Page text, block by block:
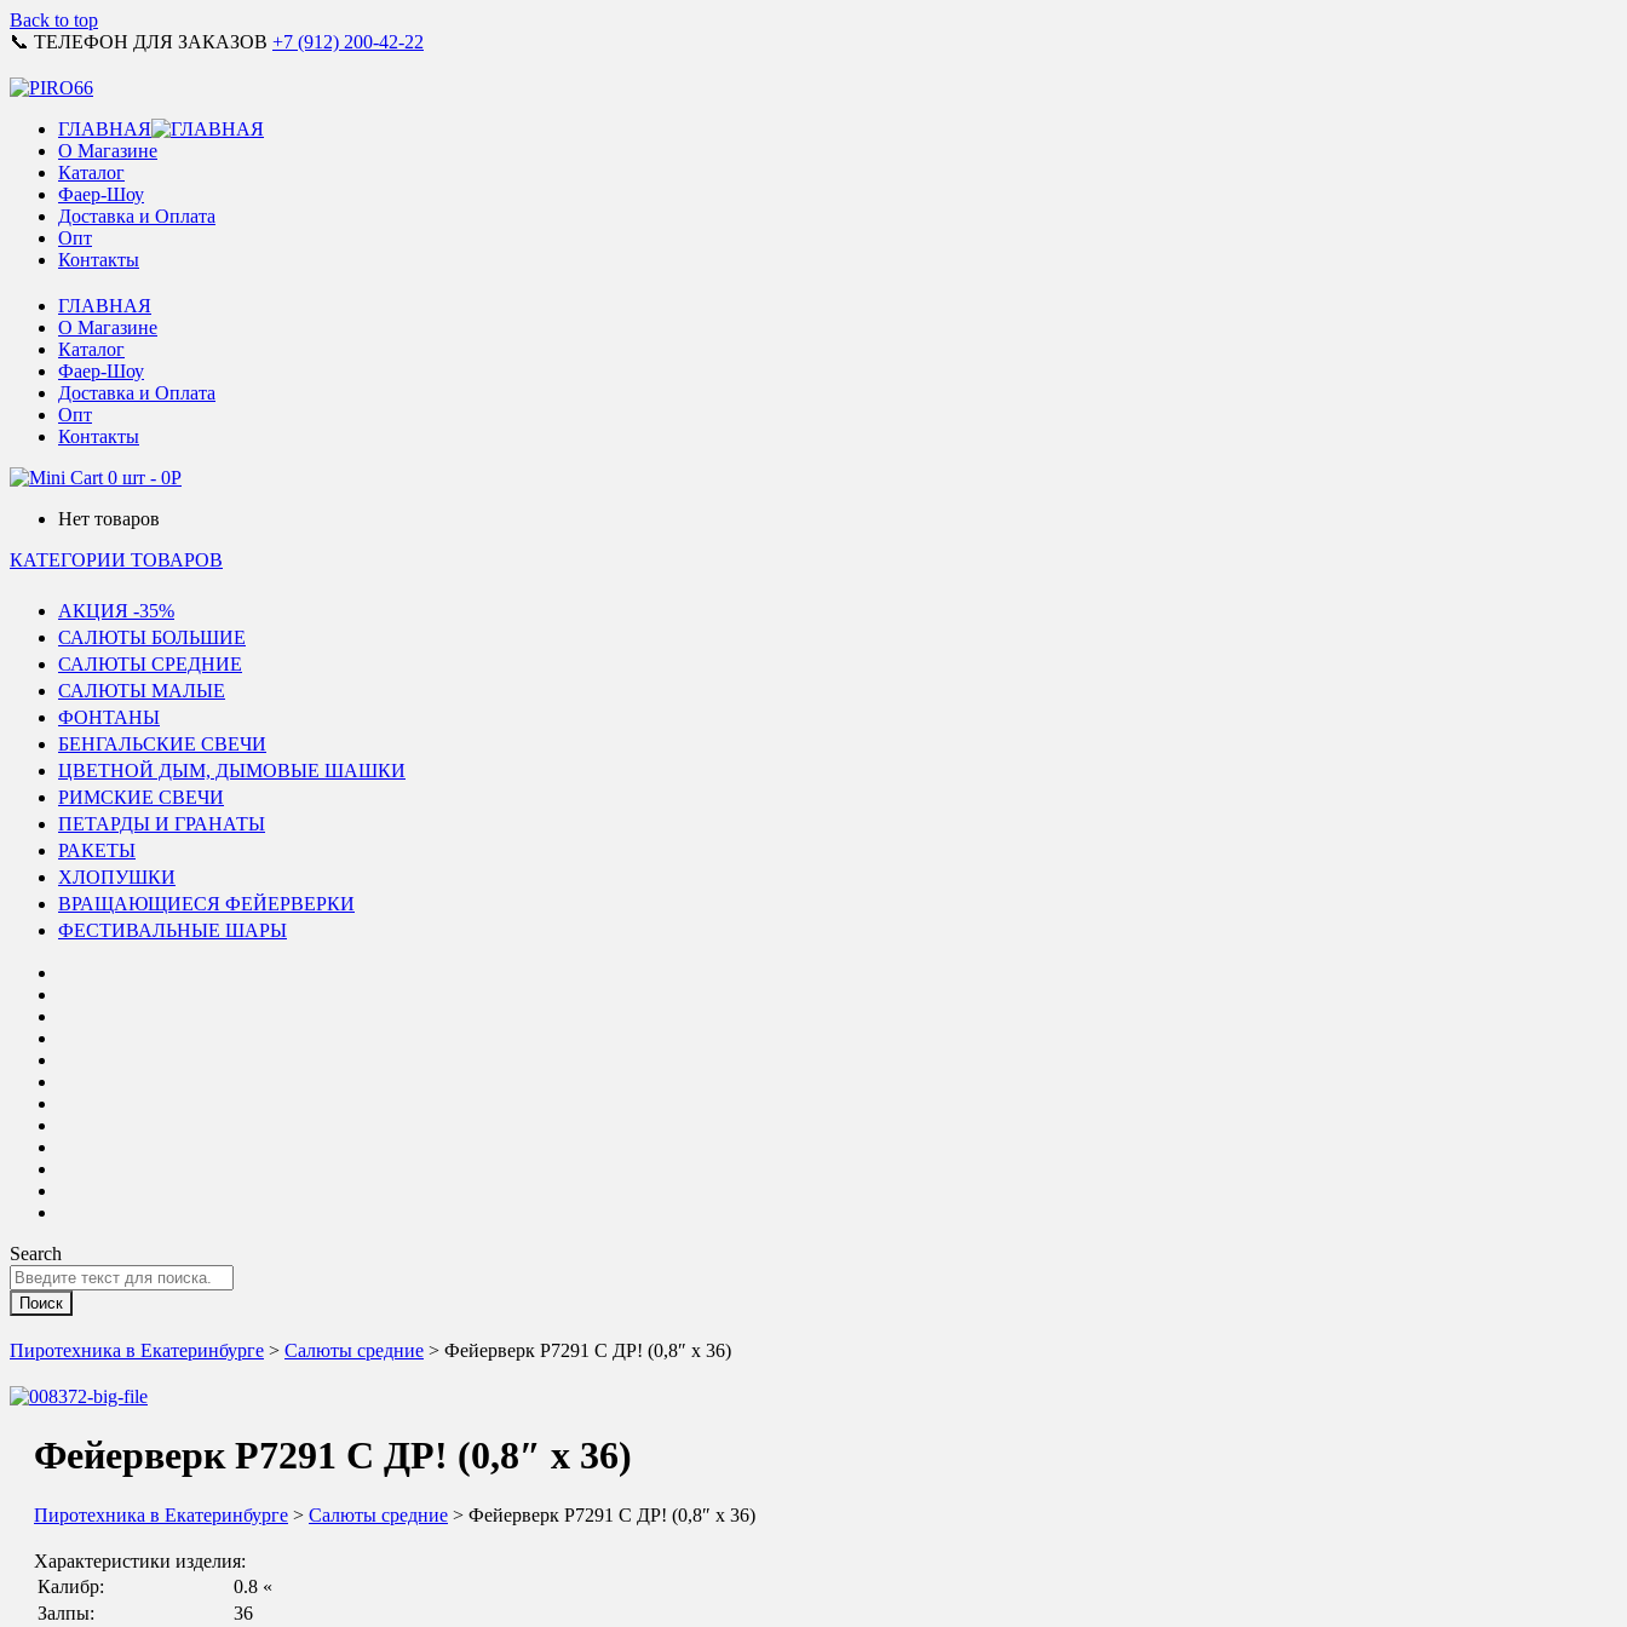
Back to top
📞 ТЕЛЕФОН ДЛЯ ЗАКАЗОВ +7 (912) 200-42-22
ГЛАВНАЯ
О Магазине
Каталог
Фаер-Шоу
Доставка и Оплата
Опт
Контакты
ГЛАВНАЯ
О Магазине
Каталог
Фаер-Шоу
Доставка и Оплата
Опт
Контакты
0 шт - 0Р
Нет товаров
КАТЕГОРИИ ТОВАРОВ
АКЦИЯ -35%
САЛЮТЫ БОЛЬШИЕ
САЛЮТЫ СРЕДНИЕ
САЛЮТЫ МАЛЫЕ
ФОНТАНЫ
БЕНГАЛЬСКИЕ СВЕЧИ
ЦВЕТНОЙ ДЫМ, ДЫМОВЫЕ ШАШКИ
РИМСКИЕ СВЕЧИ
ПЕТАРДЫ И ГРАНАТЫ
РАКЕТЫ
ХЛОПУШКИ
ВРАЩАЮЩИЕСЯ ФЕЙЕРВЕРКИ
ФЕСТИВАЛЬНЫЕ ШАРЫ
Search
Пиротехника в Екатеринбурге > Салюты средние > Фейерверк Р7291 С ДР! (0,8″ х 36)
Фейерверк Р7291 С ДР! (0,8″ х 36)
Пиротехника в Екатеринбурге > Салюты средние > Фейерверк Р7291 С ДР! (0,8″ х 36)
Характеристики изделия:
Калибр:
0.8 «
Залпы:
36